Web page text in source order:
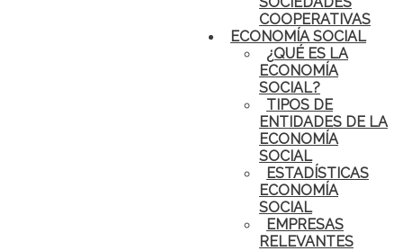
COOPERATIVAS
ECONOMÍA SOCIAL
¿QUÉ ES LA
ECONOMÍA
SOCIAL?
TIPOS DE
ENTIDADES DE LA
ECONOMÍA
SOCIAL
ESTADÍSTICAS
ECONOMÍA
SOCIAL
EMPRESAS
RELEVANTES